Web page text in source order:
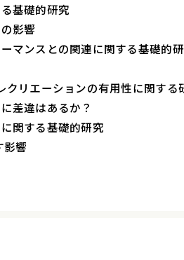
基礎的研究
影響
マンスとの関連に関する基礎的
リエーションの有用性に関す
差違はあるか？
関する基礎的研究
影響